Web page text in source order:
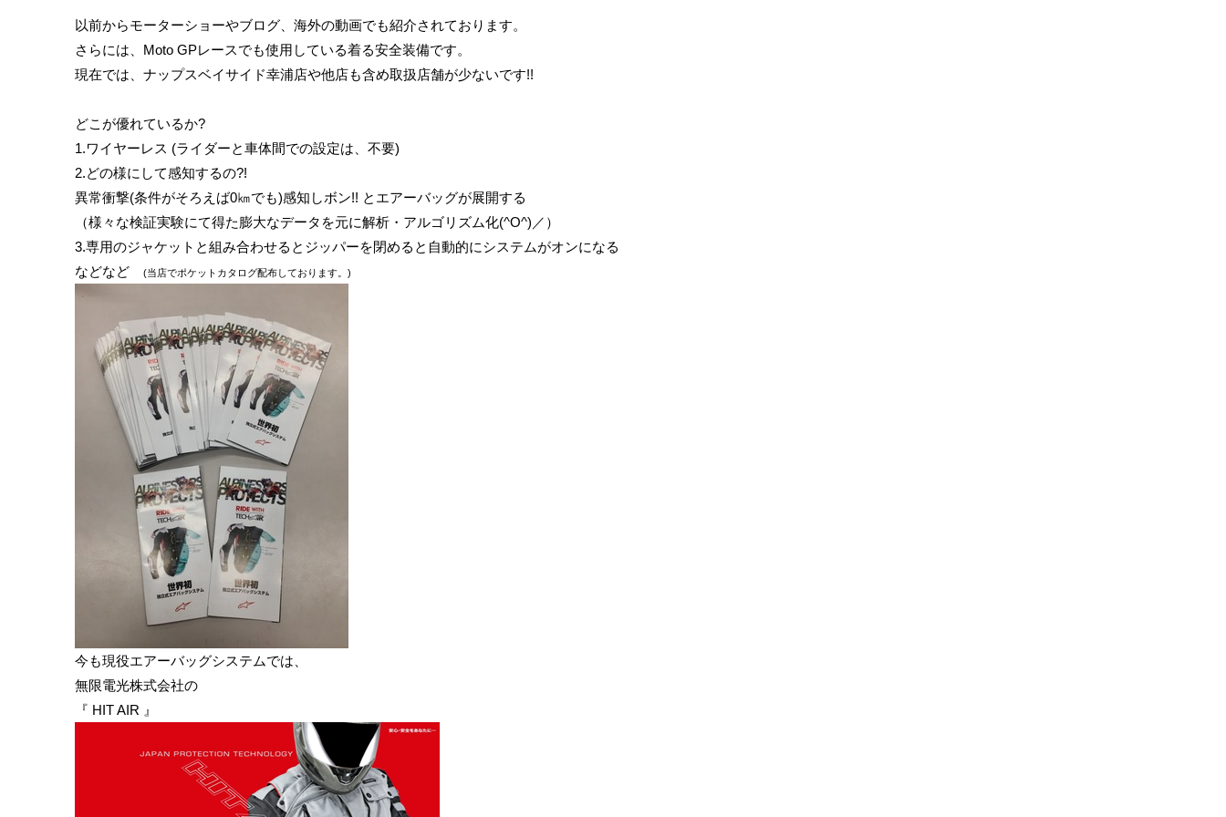
以前からモーターショーやブログ、海外の動画でも紹介されております。
さらには、 Moto GPレースでも使用している着る安全装備です。
現在では、ナップスベイサイド幸浦店や他店も含め取扱店舗が少ないです!!
どこが優れているか?
1.ワイヤーレス (ライダーと車体間での設定は、不要)
2.どの様にして感知するの?!
異常衝撃(条件がそろえば0㎞でも)感知しボン!! とエアーバッグが展開する
（様々な検証実験にて得た膨大なデータを元に解析・アルゴリズム化(^O^) ／）
3.専用のジャケットと組み合わせるとジッパーを閉めると自動的にシステムがオンになる
などなど
(当店でポケットカタログ配布しております。)
今も現役エアーバッグシステムでは、
無限電光株式会社の
『 HIT AIR 』